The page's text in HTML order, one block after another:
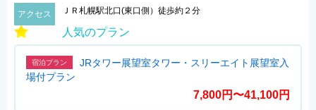
アクセス ＪＲ札幌駅北口(東口側）徒歩約２分
人気のプラン
宿泊プラン
JRタワー展望室タワー・スリーエイト展望室入
場付プラン
7,800円〜41,100円